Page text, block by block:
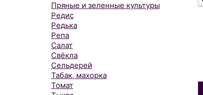
Пряные и зеленные культуры
Редис
Редька
Репа
Салат
Свёкла
Сельдерей
Табак, махорка
Томат